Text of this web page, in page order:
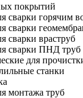
покрытий
сварки горячим
сварки
сварки враструб
сварки ПНД труб
для
станки
монтажа труб